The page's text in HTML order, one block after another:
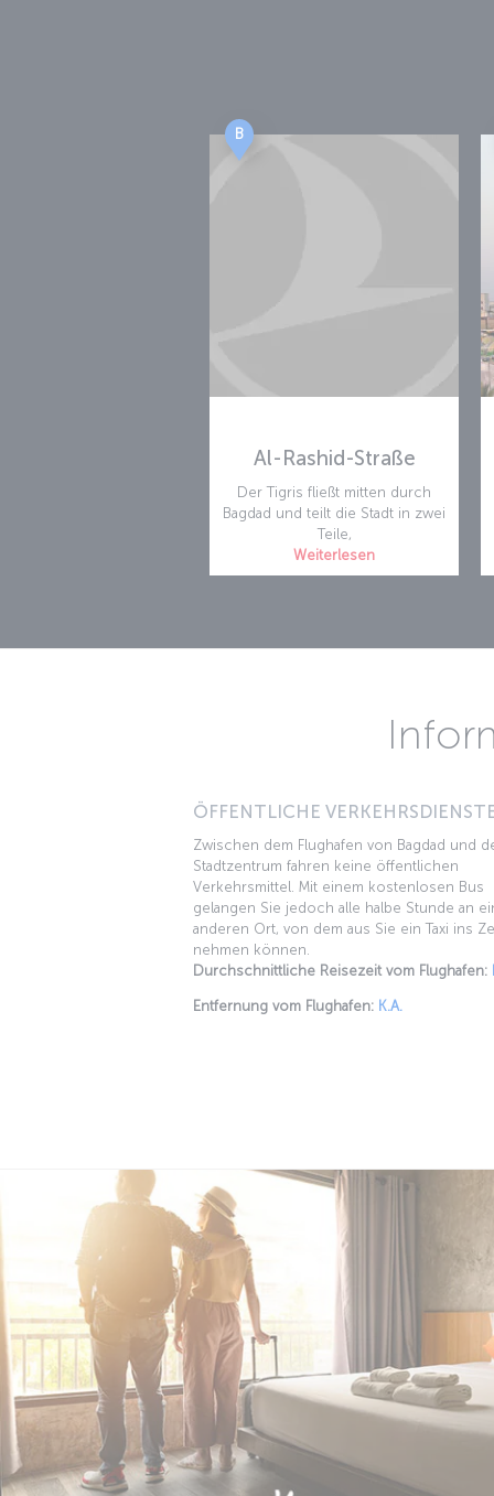
B
Al-Rashid-Straße
Der Tigris fließt mitten durch
Bagdad und teilt die Stadt in zwei
Teile,
Weiterlesen
ÖFFENTLICHE
Zwischen dem Flughafen von Bagdad und
Stadtzentrum fahren keine öffentlichen
Verkehrsmittel. Mit einem kostenlosen Bus
gelangen Sie jedoch alle halbe Stunde an
anderen Ort, von dem aus Sie ein Taxi ins
nehmen können.
Durchschnittliche Reisezeit vom Flughafen:
Entfernung vom Flughafen: K.A.